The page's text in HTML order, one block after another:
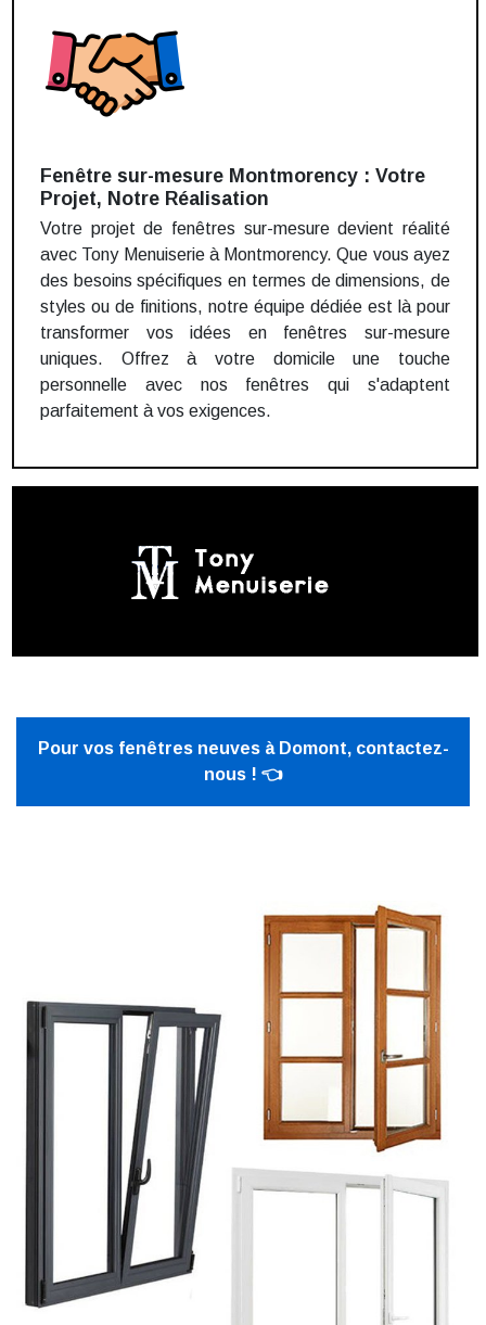
Fenêtre sur-mesure Montmorency : Votre
Projet, Notre Réalisation
Votre projet de fenêtres sur-mesure devient réalité
avec Tony Menuiserie à Montmorency. Que vous ayez
des besoins spécifiques en termes de dimensions, de
styles ou de finitions, notre équipe dédiée est là pour
transformer vos idées en fenêtres sur-mesure
uniques. Offrez à votre domicile une touche
personnelle avec nos fenêtres qui s'adaptent
parfaitement à vos exigences.
Pour vos fenêtres neuves à Domont, contactez-
nous ! 👈